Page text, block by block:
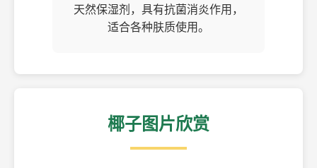
天然保湿剂，具有抗菌消炎作用，
适合各种肤质使用。
椰子图片欣赏